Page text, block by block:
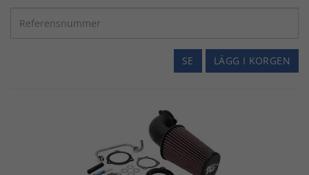
LÄGG I KORGEN
SE